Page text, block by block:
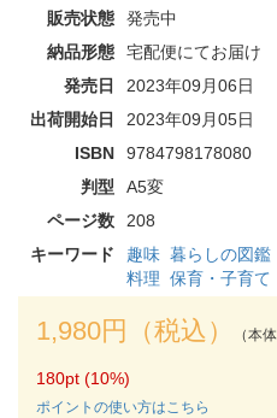
販売状態
発売中
納品形態
宅配便にてお届け
発売日
2023年09月06日
出荷開始日
2023年09月05日
ISBN
9784798178080
判型
A5変
ページ数
208
キーワード
趣味 暮らしの図鑑
料理 保育・子育て
1,980円（税込） （本
180pt (10%)
ポイントの使い方はこちら